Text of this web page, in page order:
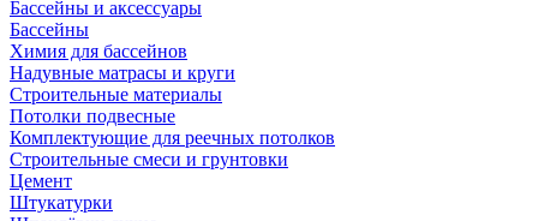
Бассейны и аксессуары
Бассейны
Химия для бассейнов
Надувные матрасы и круги
Строительные материалы
Потолки подвесные
Комплектующие для реечных потолков
Строительные смеси и грунтовки
Цемент
Штукатурки